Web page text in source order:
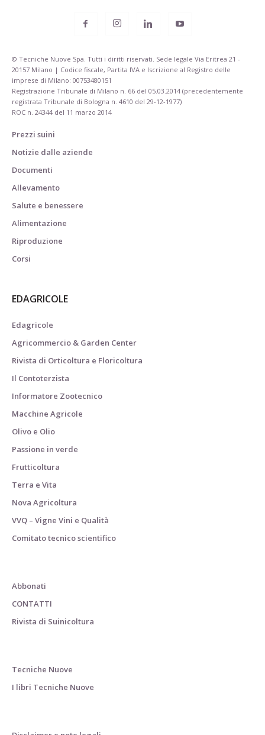
© Tecniche Nuove Spa. Tutti i diritti riservati. Sede legale Via Eritrea 21 -
20157 Milano | Codice fiscale, Partita IVA e Iscrizione al Registro delle
imprese di Milano: 00753480151
Registrazione Tribunale di Milano n. 66 del 05.03.2014 (precedentemente
registrata Tribunale di Bologna n. 4610 del 29-12-1977)
ROC n. 24344 del 11 marzo 2014
Prezzi suini
Notizie dalle aziende
Documenti
Allevamento
Salute e benessere
Alimentazione
Riproduzione
Corsi
EDAGRICOLE
Edagricole
Agricommercio & Garden Center
Rivista di Orticoltura e Floricoltura
Il Contoterzista
Informatore Zootecnico
Macchine Agricole
Olivo e Olio
Passione in verde
Frutticoltura
Terra e Vita
Nova Agricoltura
VVQ – Vigne Vini e Qualità
Comitato tecnico scientifico
Abbonati
CONTATTI
Rivista di Suinicoltura
Tecniche Nuove
I libri Tecniche Nuove